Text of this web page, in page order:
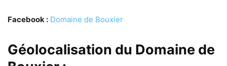
Facebook : Domaine de Bouxier
Géolocalisation du Domaine de